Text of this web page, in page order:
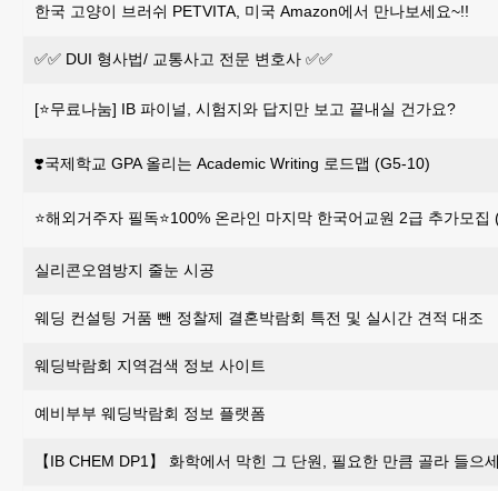
한국 고양이 브러쉬 PETVITA, 미국 Amazon에서 만나보세요~!!
✅✅ DUI 형사법/ 교통사고 전문 변호사 ✅✅
[⭐무료나눔] IB 파이널, 시험지와 답지만 보고 끝내실 건가요?
❣️국제학교 GPA 올리는 Academic Writing 로드맵 (G5-10)
⭐해외거주자 필독⭐100% 온라인 마지막 한국어교원 2급 추가모집
실리콘오염방지 줄눈 시공
웨딩 컨설팅 거품 뺀 정찰제 결혼박람회 특전 및 실시간 견적 대조
웨딩박람회 지역검색 정보 사이트
예비부부 웨딩박람회 정보 플랫폼
【IB CHEM DP1】 화학에서 막힌 그 단원, 필요한 만큼 골라 들으